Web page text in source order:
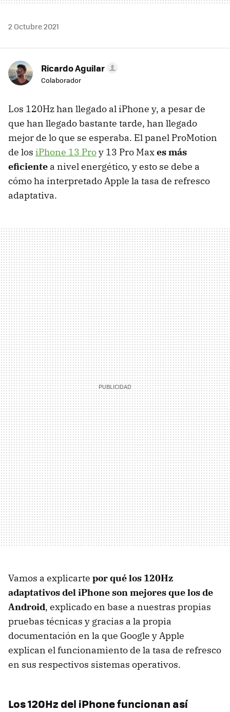
2 Octubre 2021
Ricardo Aguilar
Colaborador
Los 120Hz han llegado al iPhone y, a pesar de
que han llegado bastante tarde, han llegado
mejor de lo que se esperaba. El panel ProMotion
de los iPhone 13 Proy 13 Pro Maxes más
eficiente a nivel energético, y esto se debe a
cómo ha interpretado Apple la tasa de refresco
adaptativa.
Vamos a explicarte por qué los 120Hz
adaptativos del iPhone son mejores que los de
Android, explicado en base a nuestras propias
pruebas técnicas y gracias a la propia
documentación en la que Google y Apple
explican el funcionamiento de la tasa de refresco
en sus respectivos sistemas operativos.
Los 120Hz del iPhone funcionan así